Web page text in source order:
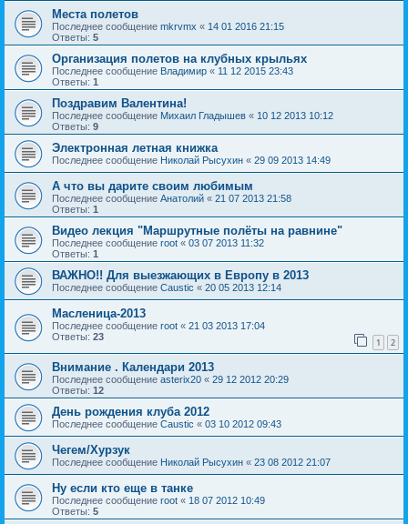
Места полетов
Последнее сообщение mkrvmx « 14 01 2016 21:15
Ответы: 5
Организация полетов на клубных крыльях
Последнее сообщение Владимир « 11 12 2015 23:43
Ответы: 1
Поздравим Валентина!
Последнее сообщение Михаил Гладышев « 10 12 2013 10:12
Ответы: 9
Электронная летная книжка
Последнее сообщение Николай Рысухин « 29 09 2013 14:49
А что вы дарите своим любимым
Последнее сообщение Анатолий « 21 07 2013 21:58
Ответы: 1
Видео лекция "Маршрутные полёты на равнине"
Последнее сообщение root « 03 07 2013 11:32
Ответы: 1
ВАЖНО!! Для выезжающих в Европу в 2013
Последнее сообщение Caustic « 20 05 2013 12:14
Масленица-2013
Последнее сообщение root « 21 03 2013 17:04
Ответы: 23 1 2
Внимание . Календари 2013
Последнее сообщение asterix20 « 29 12 2012 20:29
Ответы: 12
День рождения клуба 2012
Последнее сообщение Caustic « 03 10 2012 09:43
Чегем/Хурзук
Последнее сообщение Николай Рысухин « 23 08 2012 21:07
Ну если кто еще в танке
Последнее сообщение root « 18 07 2012 10:49
Ответы: 5